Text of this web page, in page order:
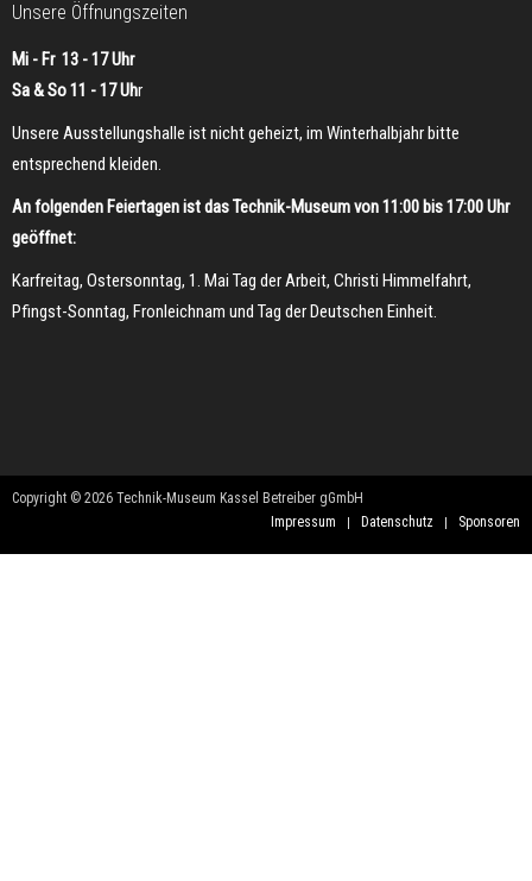
Unsere Öffnungszeiten
Mi - Fr 13 - 17 Uhr
Sa & So 11 - 17 Uhr
Unsere Ausstellungshalle ist nicht geheizt, im Winterhalbjahr bitte
entsprechend kleiden.
An folgenden Feiertagen ist das Technik-Museum von 11:00 bis 17:00 Uhr
geöffnet:
Karfreitag, Ostersonntag, 1. Mai Tag der Arbeit, Christi Himmelfahrt,
Pfingst-Sonntag, Fronleichnam und Tag der Deutschen Einheit.
Copyright © 2026 Technik-Museum Kassel Betreiber gGmbH
Impressum
Datenschutz Sponsoren